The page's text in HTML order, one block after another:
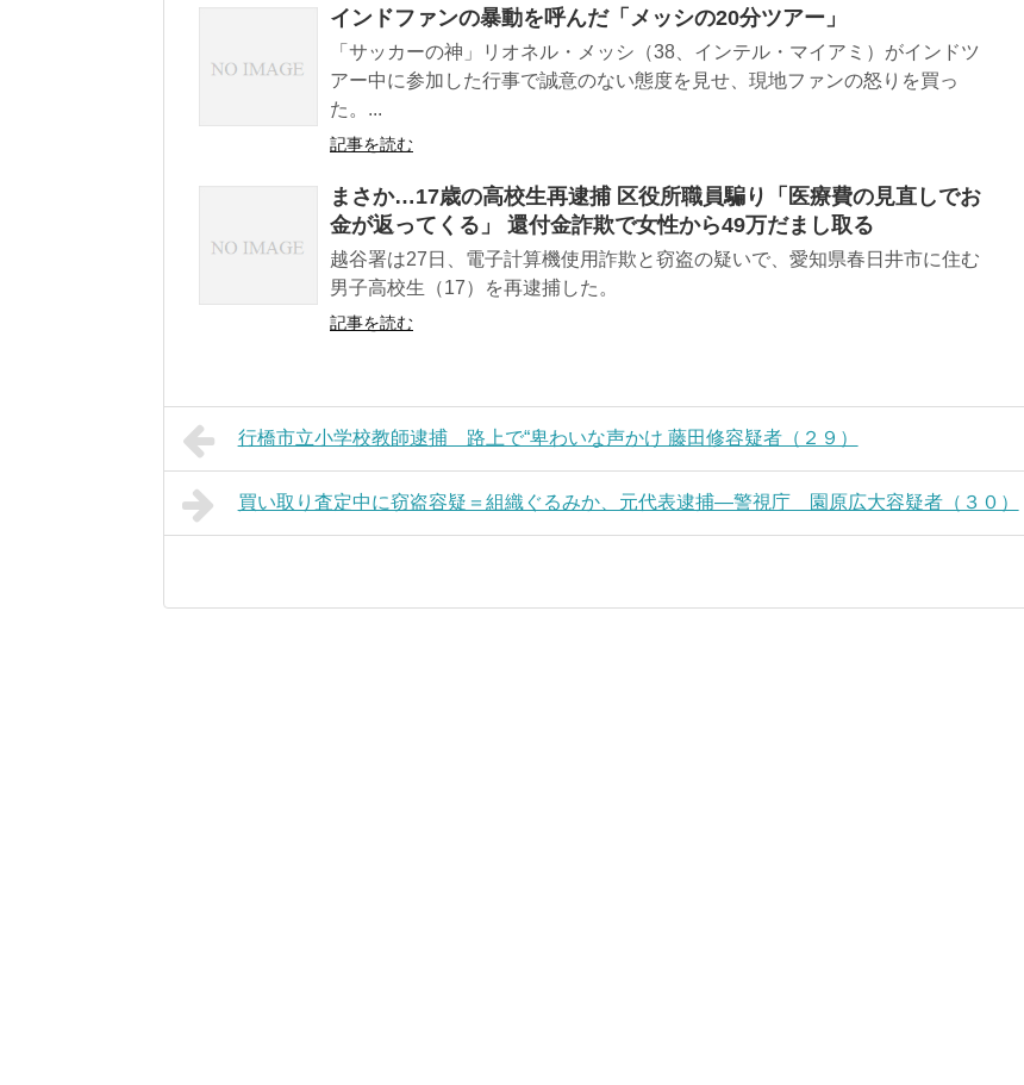
インドファンの暴動を呼んだ「メッシの20分ツアー」
「サッカーの神」リオネル・メッシ（38、インテル・マイアミ）がインドツ
アー中に参加した行事で誠意のない態度を見せ、現地ファンの怒りを買っ
た。...
記事を読む
まさか…17歳の高校生再逮捕 区役所職員騙り「医療費の見直しでお
金が返ってくる」 還付金詐欺で女性から49万だまし取る
越谷署は27日、電子計算機使用詐欺と窃盗の疑いで、愛知県春日井市に住む
男子高校生（17）を再逮捕した。
記事を読む
行橋市立小学校教師逮捕 路上で“卑わいな声かけ 藤田修容疑者（２９）
買い取り査定中に窃盗容疑＝組織ぐるみか、元代表逮捕―警視庁 園原広大容疑者（３０）